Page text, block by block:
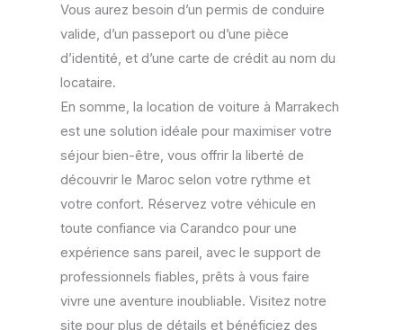
Vous aurez besoin d’un permis de conduire
valide, d’un passeport ou d’une pièce
d’identité, et d’une carte de crédit au nom du
locataire.
En somme, la location de voiture à Marrakech
est une solution idéale pour maximiser votre
séjour bien-être, vous offrir la liberté de
découvrir le Maroc selon votre rythme et
votre confort. Réservez votre véhicule en
toute confiance via Carandco pour une
expérience sans pareil, avec le support de
professionnels fiables, prêts à vous faire
vivre une aventure inoubliable. Visitez notre
site pour plus de détails et bénéficiez des